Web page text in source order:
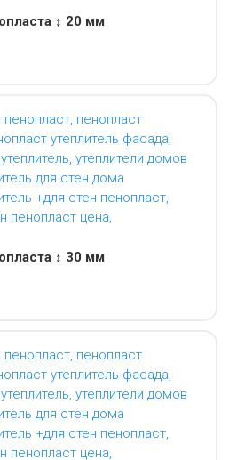
↕ 20 мм
↕ 30 мм